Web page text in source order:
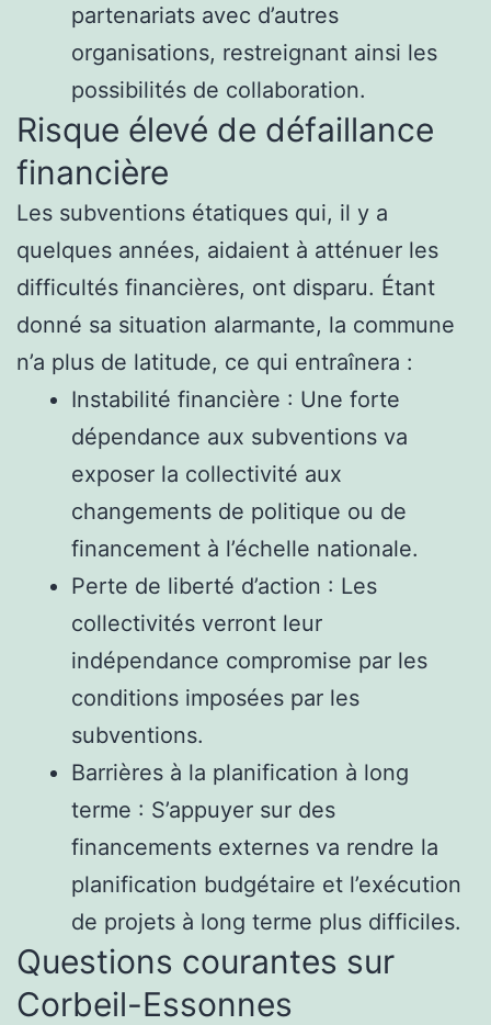
partenariats avec d’autres
organisations, restreignant ainsi les
possibilités de collaboration.
Risque élevé de défaillance
financière
Les subventions étatiques qui, il y a
quelques années, aidaient à atténuer les
difficultés financières, ont disparu. Étant
donné sa situation alarmante, la commune
n’a plus de latitude, ce qui entraînera :
Instabilité financière : Une forte
dépendance aux subventions va
exposer la collectivité aux
changements de politique ou de
financement à l’échelle nationale.
Perte de liberté d’action : Les
collectivités verront leur
indépendance compromise par les
conditions imposées par les
subventions.
Barrières à la planification à long
terme : S’appuyer sur des
financements externes va rendre la
planification budgétaire et l’exécution
de projets à long terme plus difficiles.
Questions courantes sur
Corbeil-Essonnes